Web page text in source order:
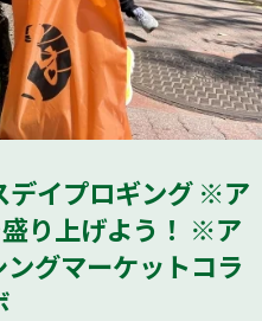
デイプロギング ※ア
り上げよう！ ※ア
グマーケットコラ